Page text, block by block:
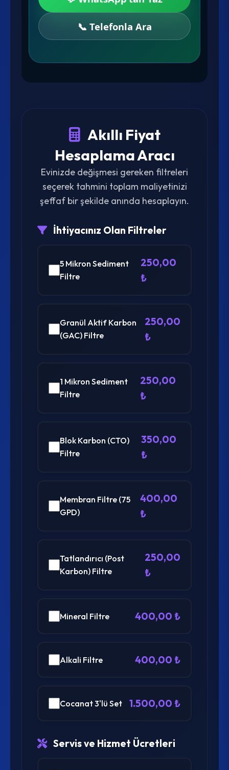
📞 Telefonla Ara
Akıllı Fiyat
Hesaplama Aracı
Evinizde değişmesi gereken filtreleri
seçerek tahmini toplam maliyetinizi
şeffaf bir şekilde anında hesaplayın.
İhtiyacınız Olan Filtreler
5 Mikron Sediment
Filtre
250,00
₺
Granül Aktif Karbon
(GAC) Filtre
250,00
₺
1 Mikron Sediment
Filtre
250,00
₺
Blok Karbon (CTO)
Filtre
350,00
₺
Membran Filtre (75
GPD)
400,00
₺
Tatlandırıcı (Post
Karbon) Filtre
250,00
₺
Mineral Filtre 400,00 ₺
Alkali Filtre 400,00 ₺
Cocanat 3'lü Set 1.500,00 ₺
Servis ve Hizmet Ücretleri